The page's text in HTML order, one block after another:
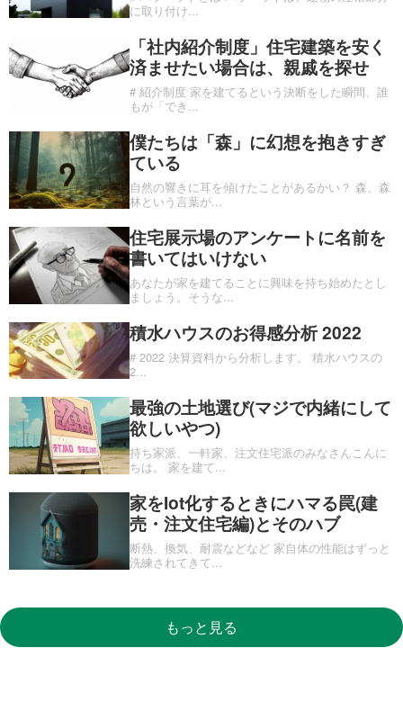
に取り付け
「社内紹介制度」住宅建築を安く
済ませたい場合は、親戚を探せ
# 紹介制度 家を建てるという決断をした瞬間、誰
もが「でき
僕たちは「森」に幻想を抱きすぎ
ている
自然の響きに耳を傾けたことがあるかい？ 森、森
林という言葉が
住宅展示場のアンケートに名前を
書いてはいけない
あなたが家を建てることに興味を持ち始めたとし
ましょう。そうな
積水ハウスのお得感分析 2022
# 2022 決算資料から分析します。 積水ハウスの
2
最強の土地選び(マジで内緒にして
欲しいやつ)
持ち家派、一軒家、注文住宅派のみなさんこんに
ちは。 家を建て
家をIot化するときにハマる罠(建
売・注文住宅編)とそのハブ
断熱、換気、耐震などなど 家自体の性能はずっと
洗練されてきて
もっと見る